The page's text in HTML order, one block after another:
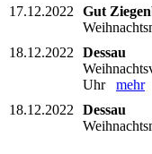
17.12.2022
Gut
18.12.2022
Dessau
Uhr mehr
18.12.2022
Dessau